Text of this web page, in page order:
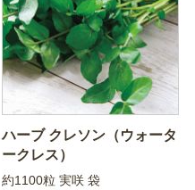
ハーブ クレソン（ウォータ
ークレス）
約1100粒 実咲 袋